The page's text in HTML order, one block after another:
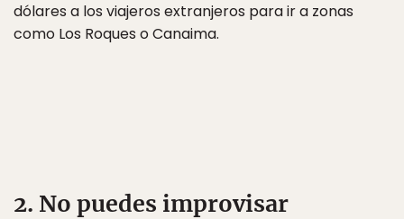
dólares a los viajeros extranjeros para ir a zonas
como Los Roques o Canaima.
2. No puedes improvisar